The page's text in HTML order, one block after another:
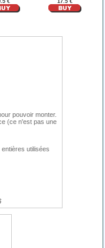
€
17.5 €
pouvoir monter.
(ce n'est pas une
utilisées